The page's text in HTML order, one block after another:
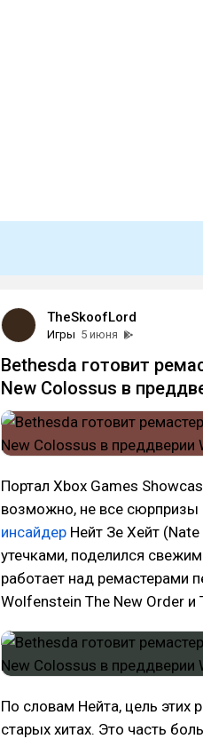
TheSkoofLord
Игры 5 июня
Bethesda готовит
New Colossus в
Портал Xbox Games
возможно, не все сюрпризы
инсайдер Нейт Зе Хейт
утечками, поделился
работает над ремастерами
Wolfenstein The New Order и
По словам Нейта, цель этих
старых хитах. Это часть